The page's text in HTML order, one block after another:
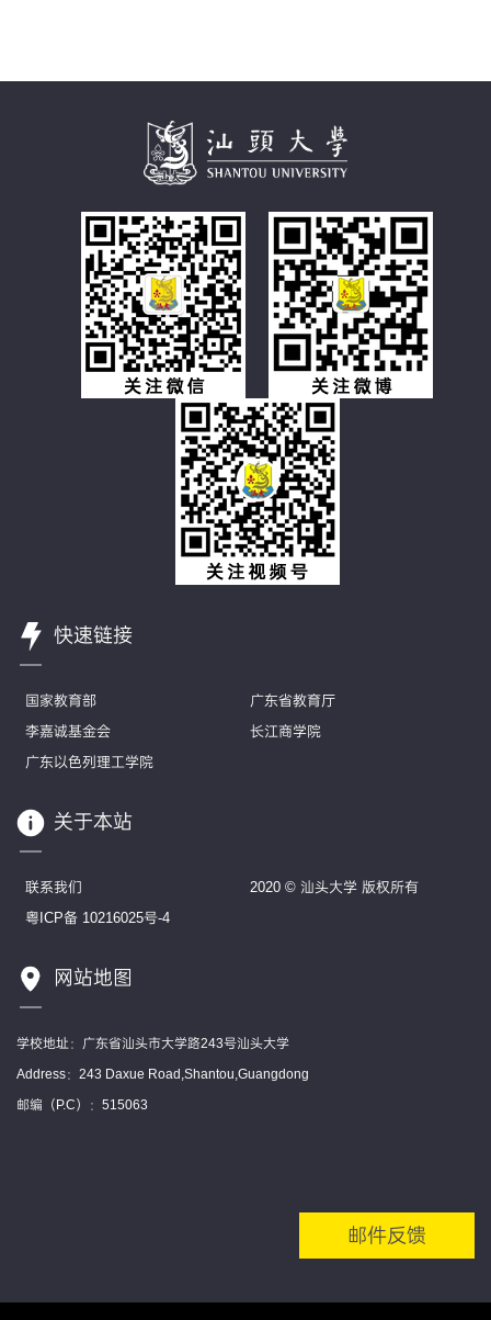
快速链接
国家教育部
广东省教育厅
李嘉诚基金会
长江商学院
广东以色列理工学院
关于本站
联系我们
2020 © 汕头大学 版权所有
粤ICP备 10216025号-4
网站地图
学校地址：广东省汕头市大学路243号汕头大学
Address：243 Daxue Road,Shantou,Guangdong
邮编（P.C）：515063
邮件反馈